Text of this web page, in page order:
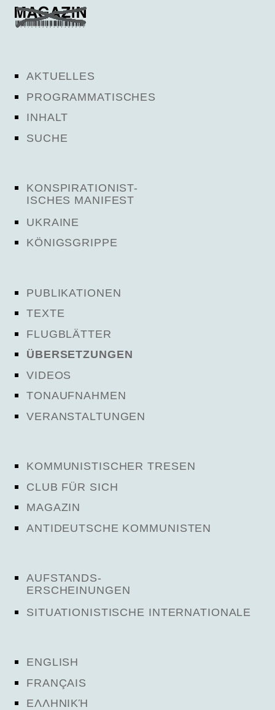
AKTUELLES
PROGRAMMATISCHES
INHALT
SUCHE
KONSPIRATIONIST-
ISCHES MANIFEST
UKRAINE
KÖNIGSGRIPPE
PUBLIKATIONEN
TEXTE
FLUGBLÄTTER
ÜBERSETZUNGEN
VIDEOS
TONAUFNAHMEN
VERANSTALTUNGEN
KOMMUNISTISCHER TRESEN
CLUB FÜR SICH
MAGAZIN
ANTIDEUTSCHE KOMMUNISTEN
AUFSTANDS-
ERSCHEINUNGEN
SITUATIONISTISCHE INTERNATIONALE
ENGLISH
FRANÇAIS
ΕΛΛΗΝΙΚΉ